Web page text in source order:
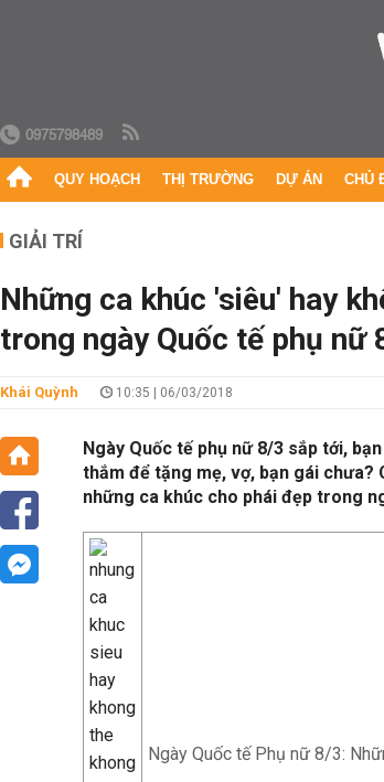
0975798489
QUY HOẠCH THỊ TRƯỜNG DỰ ÁN CHỦ
GIẢI TRÍ
Những ca khúc 'siêu' hay
trong ngày Quốc tế phụ nữ
Khái Quỳnh 10:35 | 06/03/2018
Ngày Quốc tế phụ nữ 8/3 sắp tới,
thắm để tặng mẹ, vợ, bạn gái chưa?
những ca khúc cho phái đẹp trong
Ngày Quốc tế Phụ nữ 8/3: